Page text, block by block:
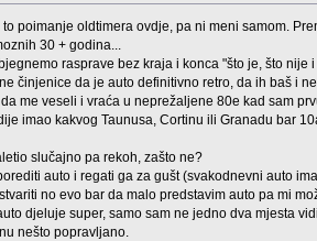
to poimanje oldtimera ovdje, pa ni meni samom.
30 + godina...
rasprave bez kraja i konca "što je, što
činjenice da je auto definitivno retro, da ih baš i
me veseli i vraća u neprežaljene 80e kad sam
imao kakvog Taunusa, Cortinu ili Granadu bar
slučajno pa rekoh, zašto ne?
auto i regati ga za gušt (svakodnevni auto
no evo bar da malo predstavim auto pa mi
djeluje super, samo sam ne jedno dva mjesta
nešto popravljano.